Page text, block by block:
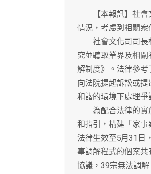
【本報訊】社會文
情況，考慮到相關案
社會文化司司長柯
究並聽取業界及相
解制度》。法律參
向法院提起訴訟或
和諧的環境下處理爭
為配合法律的實施
和指引，構建「家事
法律生效至5月31日
事調解程式的個案
協議，39宗無法調